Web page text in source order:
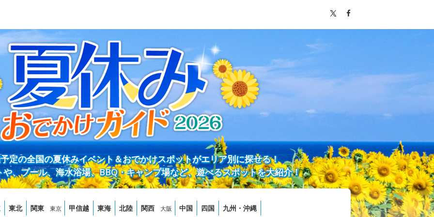
定の全国の夏休みイベント＆おでかけスポットがエリア別に探せる！
、プール、海水浴場、BBQ・キャンプ場など、遊べるスポットを大紹介！
東北 関東 東京 甲信越 東海 北陸 関西 大阪 中国 四国 九州・沖縄